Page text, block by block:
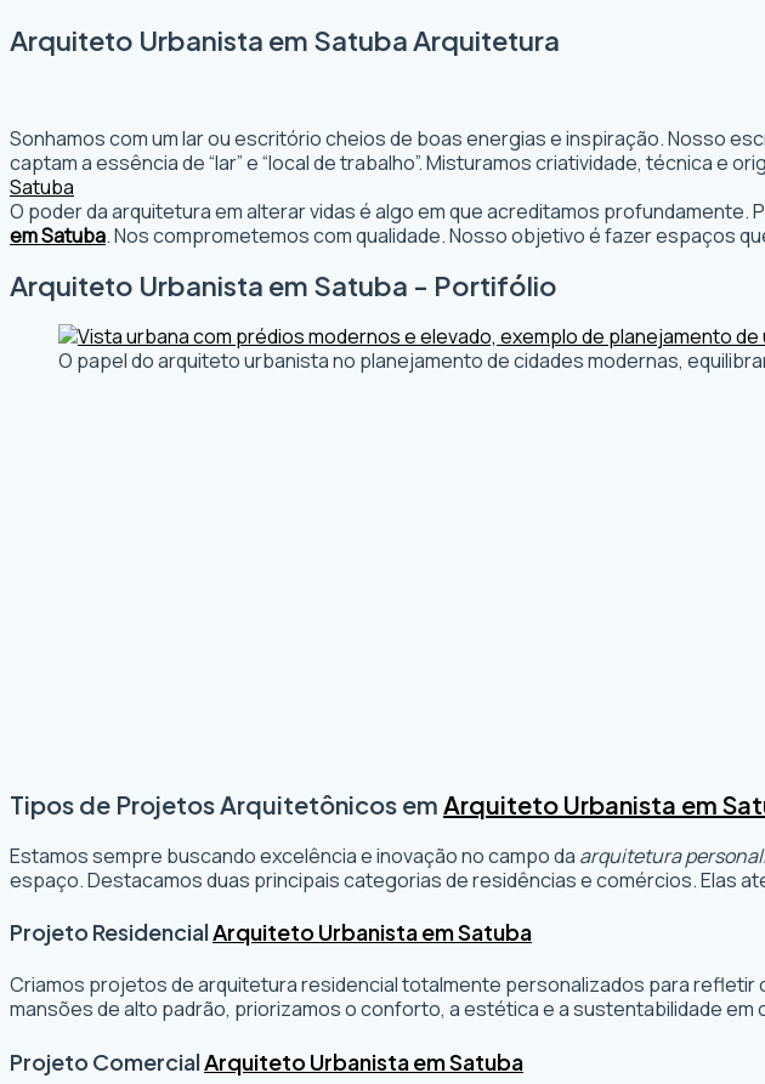
Arquiteto Urbanista em Satuba Arquitetura
Sonhamos com um lar ou escritório cheios de boas energias e inspiração. Nosso
captam a essência de “lar” e “local de trabalho”. Misturamos criatividade, técnica e
Satuba
O poder da arquitetura em alterar vidas é algo em que acreditamos
em Satuba. Nos comprometemos com qualidade. Nosso objetivo é fazer espaços
Arquiteto Urbanista em Satuba - Portifólio
O papel do arquiteto urbanista no planejamento de cidades modernas,
Tipos de Projetos Arquitetônicos em Arquiteto Urbanista em
Estamos sempre buscando excelência e inovação no campo da arquitetura
espaço. Destacamos duas principais categorias de residências e comércios. Elas
Projeto ResidencialArquiteto Urbanista em Satuba
Criamos projetos de arquitetura residencial totalmente personalizados para
mansões de alto padrão, priorizamos o conforto, a estética e a sustentabilidade em
Projeto ComercialArquiteto Urbanista em Satuba